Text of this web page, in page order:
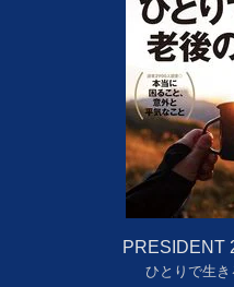
PRESIDENT
ひとりで生き